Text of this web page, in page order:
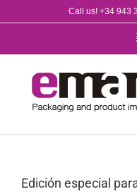
to
Call us! +34 943
Edición especial